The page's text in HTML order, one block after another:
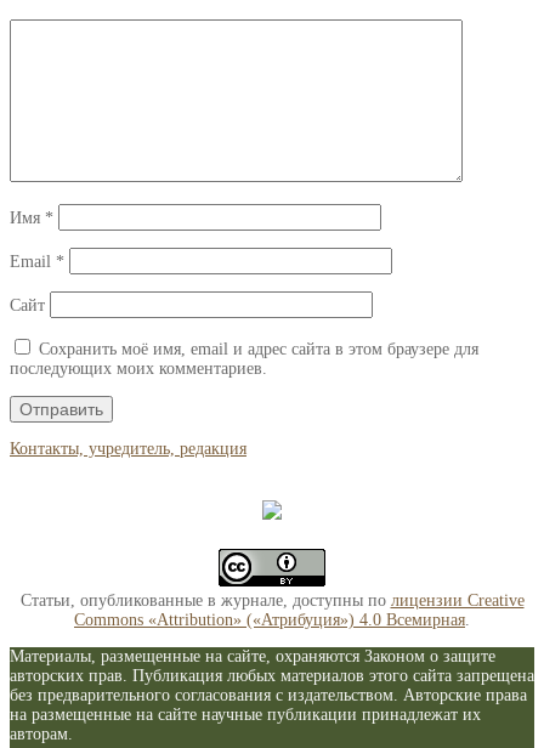
Имя *
Email *
Сайт
Сохранить моё имя, email и адрес сайта в этом браузере для
последующих моих комментариев.
Контакты, учредитель, редакция
Статьи, опубликованные в журнале, доступны по лицензии Creative
Commons «Attribution» («Атрибуция») 4.0 Всемирная
Материалы, размещенные на сайте, охраняются Законом о защите
авторских прав. Публикация любых материалов этого сайта запрещена
без предварительного согласования с издательством. Авторские права
на размещенные на сайте научные публикации принадлежат их
авторам.